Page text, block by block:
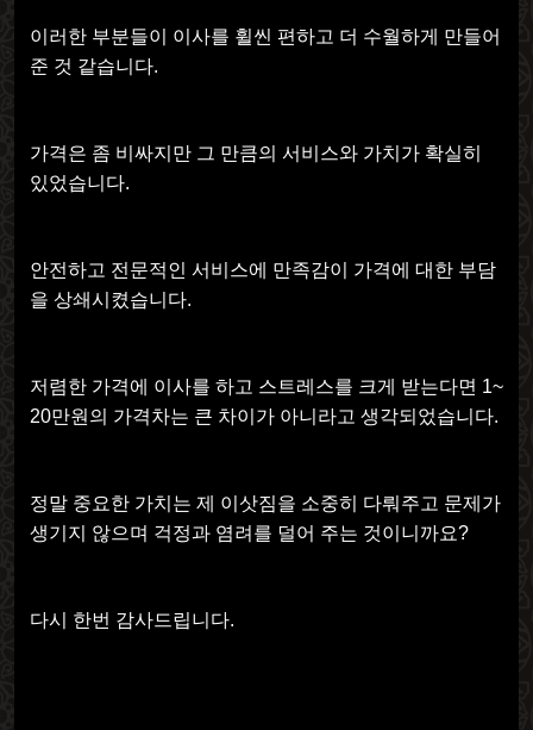
이러한 부분들이 이사를 휠씬 편하고 더 수월하게 만들어
준 것 같습니다.
가격은 좀 비싸지만 그 만큼의 서비스와 가치가 확실히
있었습니다.
안전하고 전문적인 서비스에 만족감이 가격에 대한 부담
을 상쇄시켰습니다.
저렴한 가격에 이사를 하고 스트레스를 크게 받는다면 1~
20만원의 가격차는 큰 차이가 아니라고 생각되었습니다.
정말 중요한 가치는 제 이삿짐을 소중히 다뤄주고 문제가
생기지 않으며 걱정과 염려를 덜어 주는 것이니까요?
다시 한번 감사드립니다.